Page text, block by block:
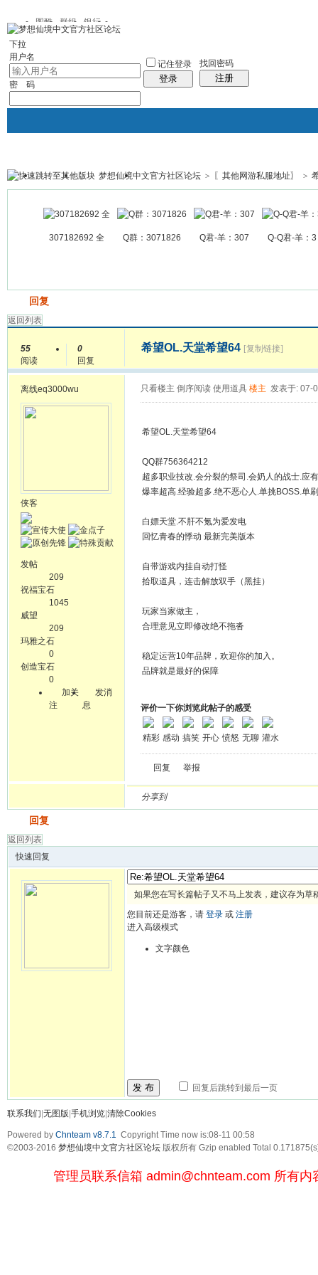
图酷 群组 银行
下拉
用户名
密 码
记住登录
登录
找回密码
注册
银行 群组聚合 我的空间
帖子
梦想仙境中文官方社区论坛 > 〖其他网游私服地址〗 >
307182692 全 Q群：3071826 Q君-羊：307 Q-Q君-羊：3
回复
返回列表
55
阅读
0
回复
希望OL.天堂希望64 [复制链接]
离线eq3000wu
侠客
发帖
209
祝福宝石
1045
威望
209
玛雅之石
0
创造宝石
0
加关
注
发消
息
只看楼主 倒序阅读 使用道具 楼主 发表于: 07-
希望OL.天堂希望64
QQ群756364212
超多职业技改.会分裂的祭司.会奶人的战士.应
爆率超高.经验超多.绝不恶心人.单挑BOSS.单
白嫖天堂.不肝不氪为爱发电
回忆青春的悸动 最新完美版本
自带游戏内挂自动打怪
拾取道具，连击解放双手（黑挂）
玩家当家做主，
合理意见立即修改绝不拖沓
稳定运营10年品牌，欢迎你的加入。
品牌就是最好的保障
评价一下你浏览此帖子的感受
精彩 感动 搞笑 开心 愤怒 无聊 灌水
回复 举报
分享到
回复
返回列表
快速回复
如果您在写长篇帖子又不马上发表，建议存为草
您目前还是游客，请 登录 或 注册
进入高级模式
文字颜色
发 布 回复后跳转到最后一页
联系我们 无图版 手机浏览 清除Cookies
Powered by Chnteam v8.7.1 Copyright Time now is:08-11 00:58
©2003-2016 梦想仙境中文官方社区论坛 版权所有 Gzip enabled Total
管理员联系信箱 admin@chnteam.com 所有内